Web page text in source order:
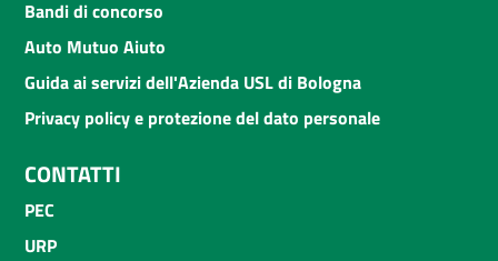
Bandi di concorso
Auto Mutuo Aiuto
Guida ai servizi dell'Azienda USL di Bologna
Privacy policy e protezione del dato personale
CONTATTI
PEC
URP